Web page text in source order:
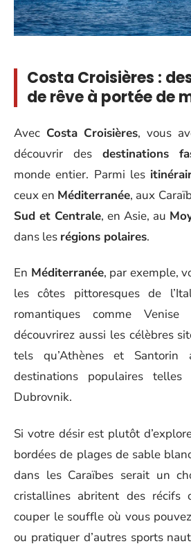
Costa Croisières :
de rêve à portée de
Avec Costa Croisières, vous
découvrir des destinations
monde entier. Parmi les
ceux en Méditerranée, aux
Sud et Centrale, en Asie, au
dans les régions polaires.
En Méditerranée, par exemple,
les côtes pittoresques de
romantiques comme
découvrirez aussi les célèbres
tels qu’Athènes et Santorin
destinations populaires
Dubrovnik.
Si votre désir est plutôt
bordées de plages de sable
dans les Caraïbes serait un
cristallines abritent des récifs
couper le souffle où vous
ou pratiquer d’autres sports